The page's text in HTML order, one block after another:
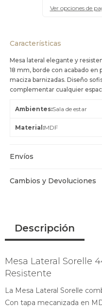
Ver opciones de
Características
Mesa lateral elegante y
18 mm, borde con acabado en
maciza barnizadas. Diseño
complementar cualquier
Ambientes Sala de estar
Material MDF
Envíos
Cambios y Devoluciones
Descripción
Mesa Lateral Sorelle
Resistente
La Mesa Lateral Sorelle
Con tapa mecanizada en